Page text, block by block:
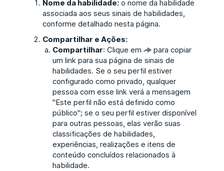
Nome da habilidade:o nome da habilidade
associada aos seus sinais de habilidades,
conforme detalhado nesta página.
Compartilhar e Ações:
Compartilhar: Clique em
para copiar
um link para sua página de sinais de
habilidades. Se o seu perfil estiver
configurado como privado, qualquer
pessoa com esse link verá a mensagem
"Este perfil não está definido como
público"; se o seu perfil estiver disponível
para outras pessoas, elas verão suas
classificações de habilidades,
experiências, realizações e itens de
conteúdo concluídos relacionados à
habilidade.